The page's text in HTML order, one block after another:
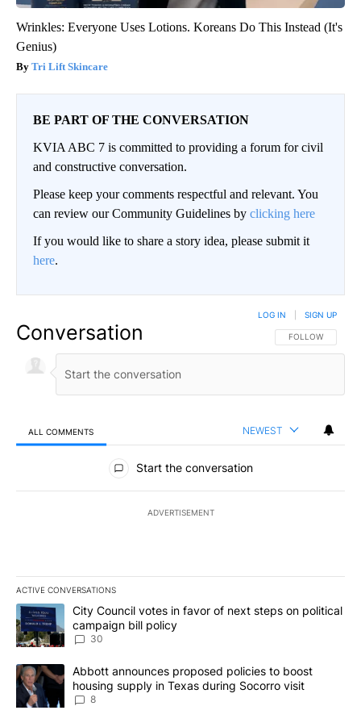
Wrinkles: Everyone Uses Lotions. Koreans Do This Instead (It's
Genius)
Tri Lift Skincare
BE PART OF THE CONVERSATION
KVIA ABC 7 is committed to providing a forum for civil
and constructive conversation.
Please keep your comments respectful and relevant. You
can review our Community Guidelines by clicking here
If you would like to share a story idea, please submit it
here.
Conversation FOLLOW THIS
FOLLOW
LOG IN SIGN UP
ALL COMMENTS NEWEST
All Comments
Start the conversation
ADVERTISEMENT
ACTIVE CONVERSATIONS
The following is a list of the most commented articles in the last
A trending article titled "City Council votes in favor of next
City Council votes in favor of next steps on political
campaign bill policy
30
A trending article titled "Abbott announces proposed policies to
Abbott announces proposed policies to boost
housing supply in Texas during Socorro visit
8